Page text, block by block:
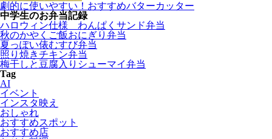
劇的に使いやすい！おすすめバターカッター
中学生のお弁当記録
ハロウィン仕様 わんぱくサンド弁当
秋のかやくご飯おにぎり弁当
夏っぽい俵むすび弁当
照り焼きチキン弁当
梅干しと豆腐入りシューマイ弁当
Tag
AI
イベント
インスタ映え
おしゃれ
おすすめスポット
おすすめ店